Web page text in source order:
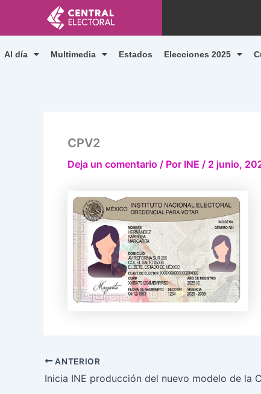
contenido
Al día Multimedia Estados Elecciones 2025
CPV2
Deja un comentario / Por INE / 2 junio,
ANTERIOR